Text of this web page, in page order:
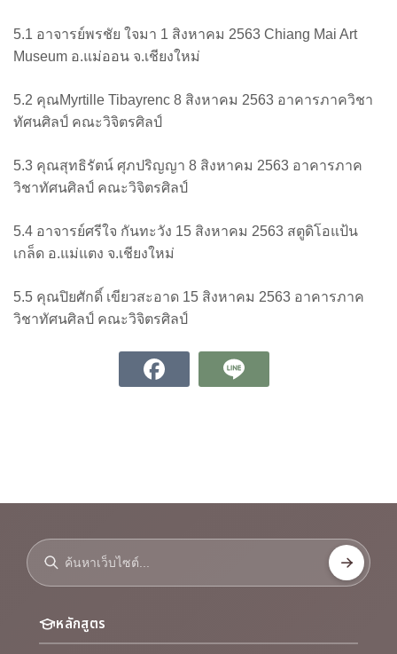
5.1 อาจารย์พรชัย ใจมา 1 สิงหาคม 2563 Chiang Mai Art
Museum อ.แม่ออน จ.เชียงใหม่
5.2 คุณMyrtille Tibayrenc 8 สิงหาคม 2563 อาคารภาควิชา
ทัศนศิลป์ คณะวิจิตรศิลป์
5.3 คุณสุทธิรัตน์ ศุภปริญญา 8 สิงหาคม 2563 อาคารภาค
วิชาทัศนศิลป์ คณะวิจิตรศิลป์
5.4 อาจารย์ศรีใจ กันทะวัง 15 สิงหาคม 2563 สตูดิโอแป้น
เกล็ด อ.แม่แตง จ.เชียงใหม่
5.5 คุณปิยศักดิ์ เขียวสะอาด 15 สิงหาคม 2563 อาคารภาค
วิชาทัศนศิลป์ คณะวิจิตรศิลป์
หลักสูตร